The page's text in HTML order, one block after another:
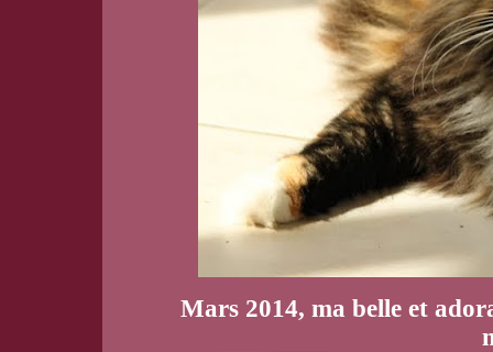
Mars 2014, ma belle et